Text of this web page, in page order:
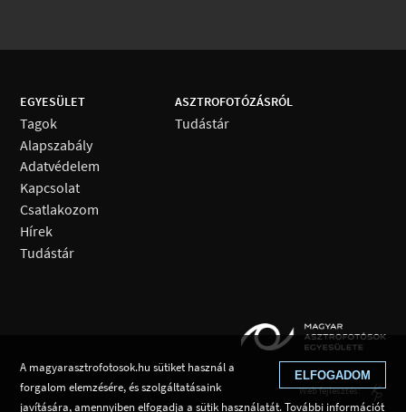
EGYESÜLET
Tagok
Alapszabály
Adatvédelem
Kapcsolat
Csatlakozom
Hírek
Tudástár
ASZTROFOTÓZÁSRÓL
Tudástár
Web fejlesztés:
ELFOGADOM
A magyarasztrofotosok.hu sütiket használ a
forgalom elemzésére, és szolgáltatásaink
javítására, amennyiben elfogadja a sütik használatát. További információt